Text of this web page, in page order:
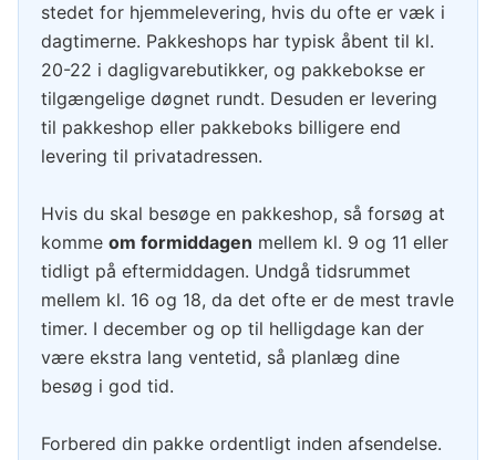
stedet for hjemmelevering, hvis du ofte er væk i
dagtimerne. Pakkeshops har typisk åbent til kl.
20-22 i dagligvarebutikker, og pakkebokse er
tilgængelige døgnet rundt. Desuden er levering
til pakkeshop eller pakkeboks billigere end
levering til privatadressen.
Hvis du skal besøge en pakkeshop, så forsøg at
komme om formiddagen mellem kl. 9 og 11 eller
tidligt på eftermiddagen. Undgå tidsrummet
mellem kl. 16 og 18, da det ofte er de mest travle
timer. I december og op til helligdage kan der
være ekstra lang ventetid, så planlæg dine
besøg i god tid.
Forbered din pakke ordentligt inden afsendelse.